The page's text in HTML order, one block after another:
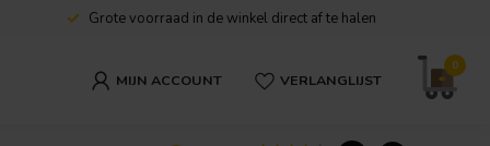
Grote voorraad in de winkel direct af te halen
MIJN ACCOUNT VERLANGLIJST
0